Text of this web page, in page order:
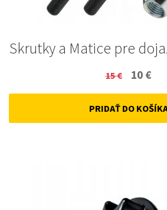
Skrutky a Matice pre
15€
Original
price
was:
10 €
is:
PRIDAŤ DO